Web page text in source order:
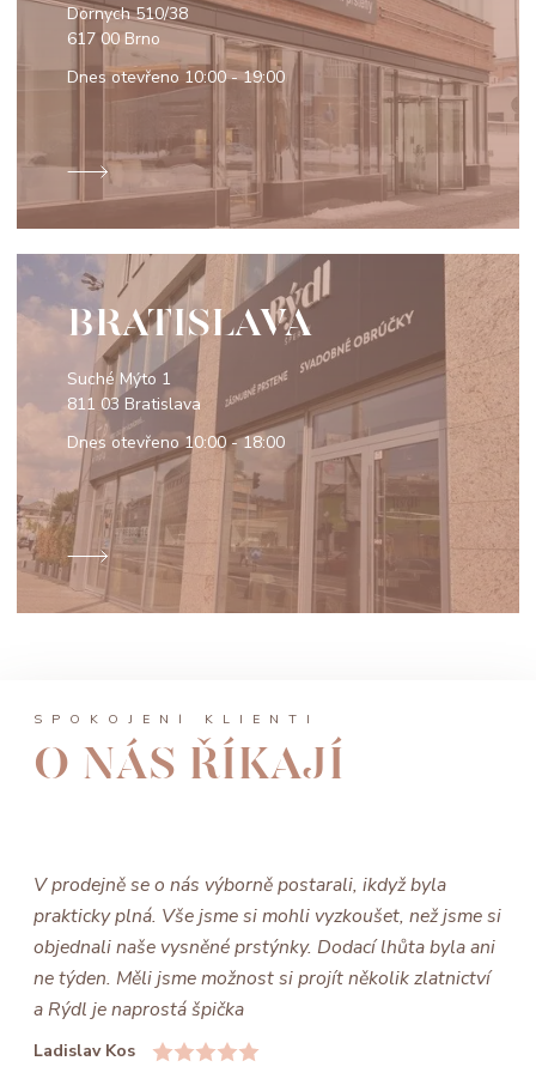
Dornych 510/38
617 00 Brno
Dnes otevřeno 10:00 - 19:00
BRATISLAVA
Suché Mýto 1
811 03 Bratislava
Dnes otevřeno10:00 - 18:00
SPOKOJENÍ KLIENTI
O NÁS ŘÍKAJÍ
V prodejně se o nás výborně postarali, ikdyž byla
prakticky plná. Vše jsme si mohli vyzkoušet, než jsme si
objednali naše vysněné prstýnky. Dodací lhůta byla ani
ne týden. Měli jsme možnost si projít několik zlatnictví
a Rýdl je naprostá špička
Ladislav Kos